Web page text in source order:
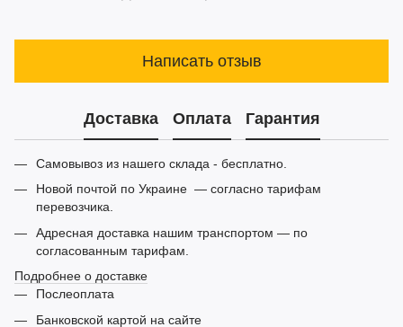
Написать отзыв
Доставка Оплата Гарантия
Самовывоз из нашего склада - бесплатно.
Новой почтой по Украине — согласно тарифам
перевозчика.
Адресная доставка нашим транспортом — по
согласованным тарифам.
Подробнее о доставке
Послеоплата
Банковской картой на сайте